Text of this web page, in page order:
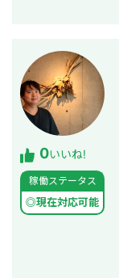
0いいね!
稼働ステータス
◎現在対応可能